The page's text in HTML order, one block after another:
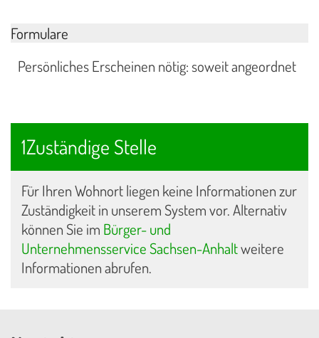
Formulare
Persönliches Erscheinen nötig: soweit angeordnet
1Zuständige Stelle
Für Ihren Wohnort liegen keine Informationen zur
Zuständigkeit in unserem System vor. Alternativ
können Sie im Bürger- und
Unternehmensservice Sachsen-Anhaltweitere
Informationen abrufen.